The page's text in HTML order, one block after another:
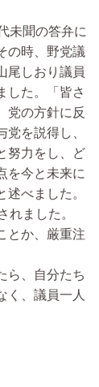
未聞の答弁に
の時、野党議
尾しおり議員
した。「皆さ
党の方針に反
を説得し、
努力をし、ど
を今と未来に
べました。
ました。
とか、厳重注
ら、自分たち
く、議員一人